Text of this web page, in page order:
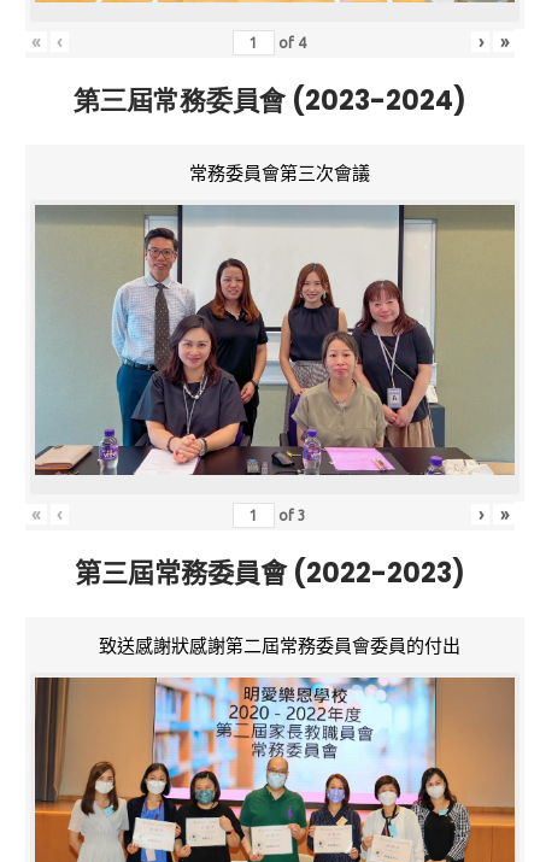
« ‹ of 4 › »
第三屆常務委員會 (2023-2024)
常務委員會第三次會議
« ‹ of3 › »
第三屆常務委員會 (2022-2023)
致送感謝狀感謝第二屆常務委員會委員的付出